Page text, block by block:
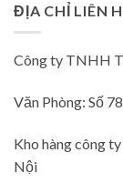
ĐỊA CHỈ LIÊN
Công ty TNHH
Văn Phòng: Số
Kho hàng công
Nội